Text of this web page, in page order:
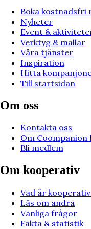
Boka kostnadsfri
Nyheter
Event &
Verktyg & mallar
Våra tjänster
Inspiration
Hitta
Till startsidan
Om oss
Kontakta oss
Om
Bli medlem
Om kooperativ
Vad är
Läs om andra
Vanliga frågor
Fakta & statistik